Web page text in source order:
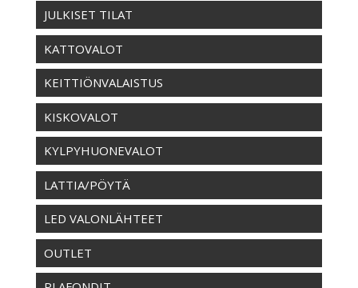
JULKISET TILAT
KATTOVALOT
KEITTIÖNVALAISTUS
KISKOVALOT
KYLPYHUONEVALOT
LATTIA/PÖYTÄ
LED VALONLÄHTEET
OUTLET